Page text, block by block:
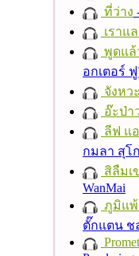
ที่ว่าง
เราแ
พูดแล้
อกเตอร์
จังหว
อ๊ะป่า
ลีฟ แอ
กมลา สุโ
สิลืมเ
WanMai
ภูมิแพ้
ตั๊กแตน ช